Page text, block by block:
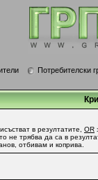
Потребителски
в резултатите, OR
не трябва да са в
отбивам и коприва.